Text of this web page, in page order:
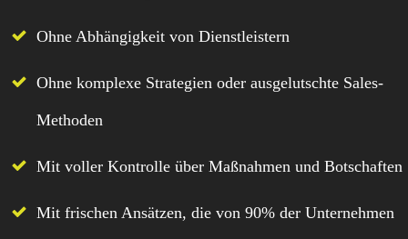
Ohne Abhängigkeit von Dienstleistern
Ohne komplexe Strategien oder ausgelutschte Sales-
Methoden
Mit voller Kontrolle über Maßnahmen und Botschaften
Mit frischen Ansätzen, die von 90% der Unternehmen